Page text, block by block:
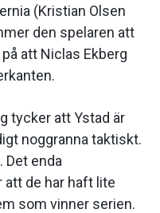
(Kristian Olsen
den spelaren att
att Niclas Ekberg
tycker att Ystad är
noggranna taktiskt.
Det enda
de har haft lite
som vinner serien.